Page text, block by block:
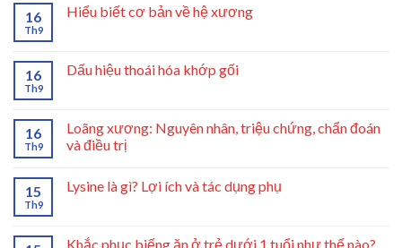
16
Th9
Hiểu biết cơ bản về hệ xương
16
Th9
Dấu hiệu thoái hóa khớp gối
16
Th9
Loãng xương: Nguyên nhân, triệu chứng, chẩn đoán
và điều trị
15
Th9
Lysine là gì? Lợi ích và tác dụng phụ
Khắc phục biếng ăn ở trẻ dưới 1 tuổi như thế nào?